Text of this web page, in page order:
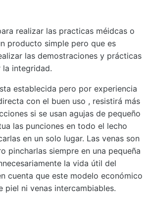
realizar las practicas méidcas o
producto simple pero que es
las demostraciones y prácticas
la integridad.
establecida pero por experiencia
con el buen uso , resistirá más
si se usan agujas de pequeño
las punciones en todo el lecho
en un solo lugar. Las venas son
pincharlas siempre en una pequeña
la vida útil del
cuenta que este modelo económico
piel ni venas intercambiables.